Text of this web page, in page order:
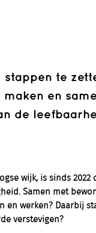
stappen te
maken en
de
wijk, is sinds
Samen met
en werken? Daarbij
verstevigen?